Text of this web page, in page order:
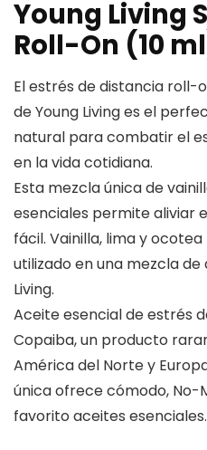
Young Living
Roll-On (10
El estrés de distancia roll-
de Young Living es el
natural para combatir el
en la vida cotidiana.
Esta mezcla única de
esenciales permite aliviar
fácil. Vainilla, lima y
utilizado en una mezcla
Living.
Aceite esencial de estrés
Copaiba, un producto
América del Norte y
única ofrece cómodo, No-
favorito aceites esenciales.